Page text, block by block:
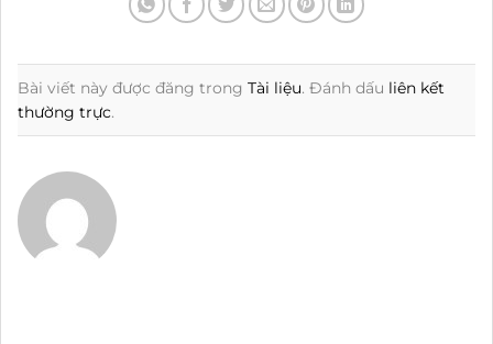
Bài viết này được đăng trong Tài liệu. Đánh dấu liên kết
thường trực.